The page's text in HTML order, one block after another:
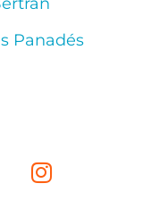
Panadés